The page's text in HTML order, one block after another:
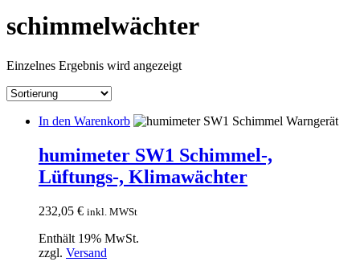
schimmelwächter
Einzelnes Ergebnis wird angezeigt
In den Warenkorb
humimeter SW1 Schimmel-,
Lüftungs-, Klimawächter
232,05 € inkl. MWSt
Enthält 19% MwSt.
zzgl. Versand